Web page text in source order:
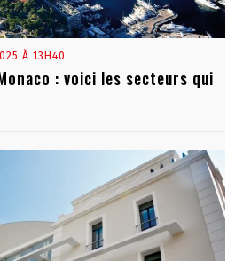
À 13H40
: voici les secteurs qui